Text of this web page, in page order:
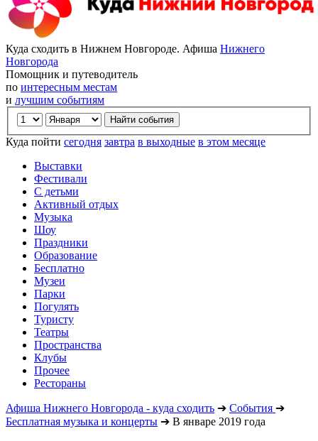
Куда сходить в Нижнем Новгороде. Афиша Нижнего
Новгорода
Помощник и путеводитель
по интересным местам
и лучшим событиям
Куда пойти сегодня завтра в выходные в этом месяце
Выставки
Фестивали
С детьми
Активный отдых
Музыка
Шоу
Праздники
Образование
Бесплатно
Музеи
Парки
Погулять
Туристу
Театры
Пространства
Клубы
Прочее
Рестораны
Афиша Нижнего Новгорода - куда сходить ➔ События ➔
Бесплатная музыка и концерты ➔ В январе 2019 года